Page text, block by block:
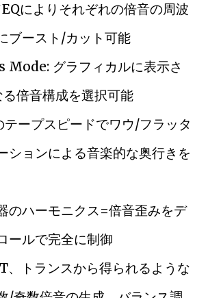
EQによりそれぞれの倍音の周波
ブースト/カット可能
Mode: グラフィカルに表示さ
倍音構成を選択可能
テープスピードでワウ/フラッタ
ションによる音楽的な奥行きを
のハーモニクス=倍音歪みをデ
ールで完全に制御
、トランスから得られるような